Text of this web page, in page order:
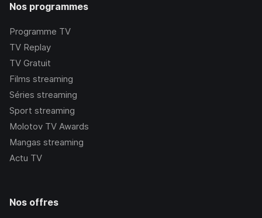
Nos programmes
Programme TV
TV Replay
TV Gratuit
Films streaming
Séries streaming
Sport streaming
Molotov TV Awards
Mangas streaming
Actu TV
Nos offres